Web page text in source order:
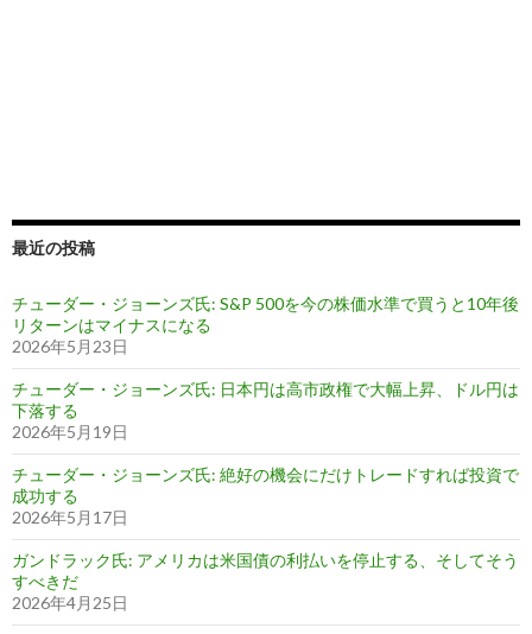
最近の投稿
チューダー・ジョーンズ氏: S&P 500を今の株価水準で買うと10年後
リターンはマイナスになる
2026年5月23日
チューダー・ジョーンズ氏: 日本円は高市政権で大幅上昇、ドル円は
下落する
2026年5月19日
チューダー・ジョーンズ氏: 絶好の機会にだけトレードすれば投資で
成功する
2026年5月17日
ガンドラック氏: アメリカは米国債の利払いを停止する、そしてそう
すべきだ
2026年4月25日